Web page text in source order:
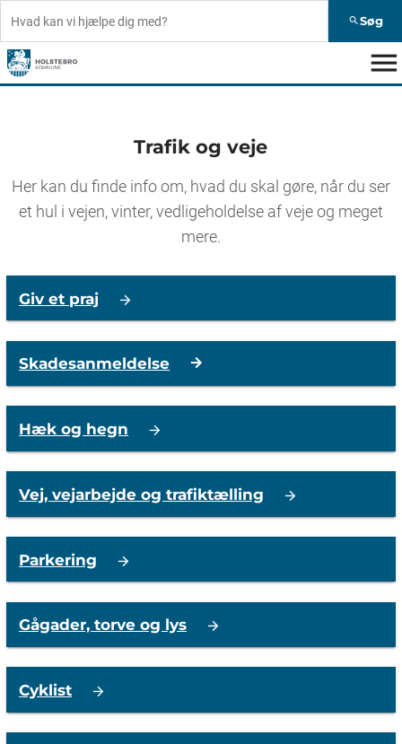
search Søg
menu
Trafik og veje
Her kan du finde info om, hvad du skal gøre, når du ser
et hul i vejen, vinter, vedligeholdelse af veje og meget
mere.
Giv et praj
Skadesanmeldelse
Hæk og hegn
Vej, vejarbejde og trafiktælling
Parkering
Gågader, torve og lys
Cyklist